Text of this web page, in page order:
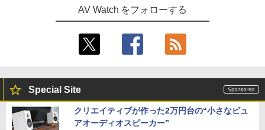
AV Watch をフォローする
Special Site
クリエイティブが作った2万円台の“小さなピュ
アオーディオスピーカー”